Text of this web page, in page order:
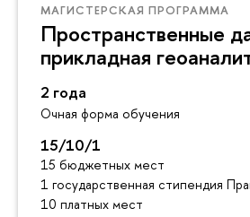
МАГИСТЕРСКАЯ ПРОГРАММА
Пространственные
прикладная
2 года
Очная форма обучения
15/10/1
15 бюджетных мест
1 государственная стипендия
10 платных мест